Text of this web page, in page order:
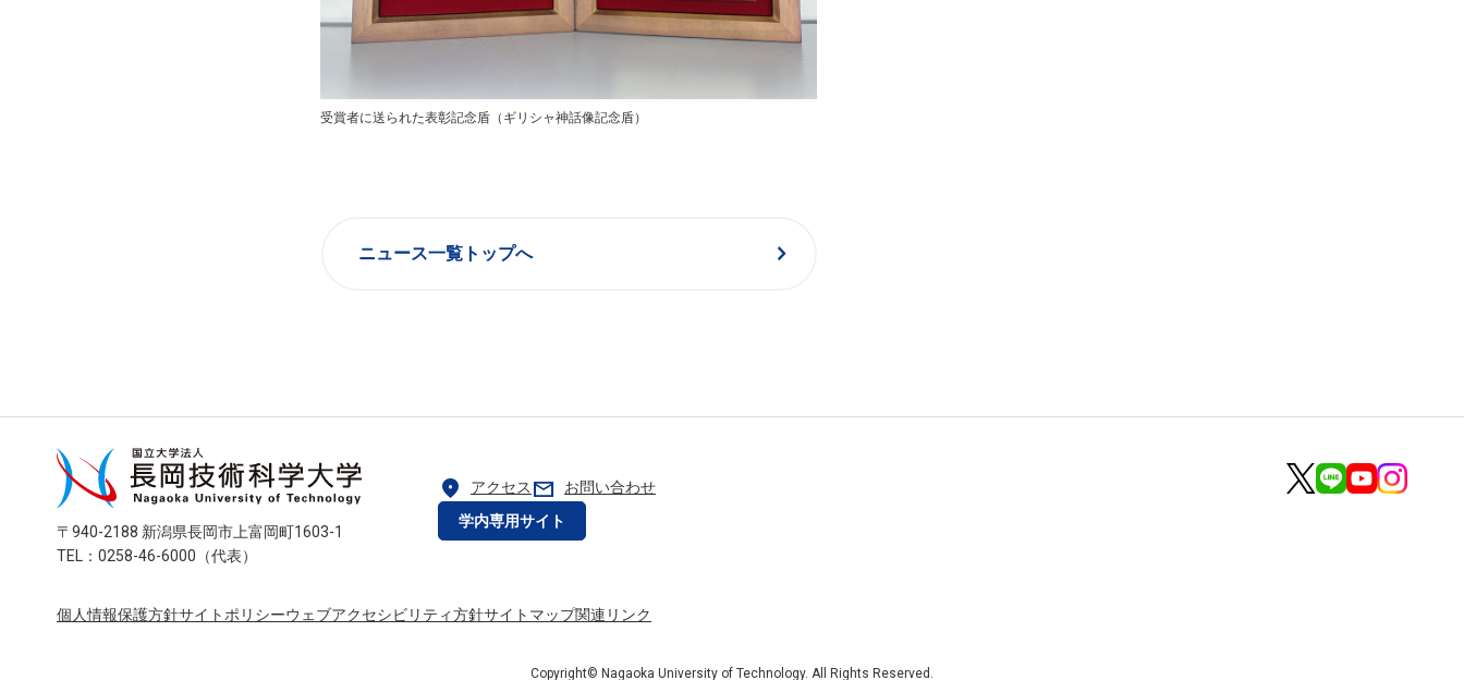
受賞者に送られた表彰記念盾（ギリシャ神話像記念盾）
ニュース一覧トップへ chevron_right
〒940-2188 新潟県長岡市上富岡町1603-1
TEL：0258-46-6000（代表）
location_on アクセス mail
お問い合わせ
学内専用サイト
個人情報保護方針サイトポリシーウェブアクセシビリティ方針サイトマップ関連リンク
Copyright© Nagaoka University of Technology. All Rights Reserved.